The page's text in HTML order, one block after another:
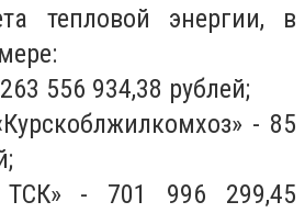
тепловой энергии, в
556 934,38 рублей;
- 85
ТСК» - 701 996 299,45